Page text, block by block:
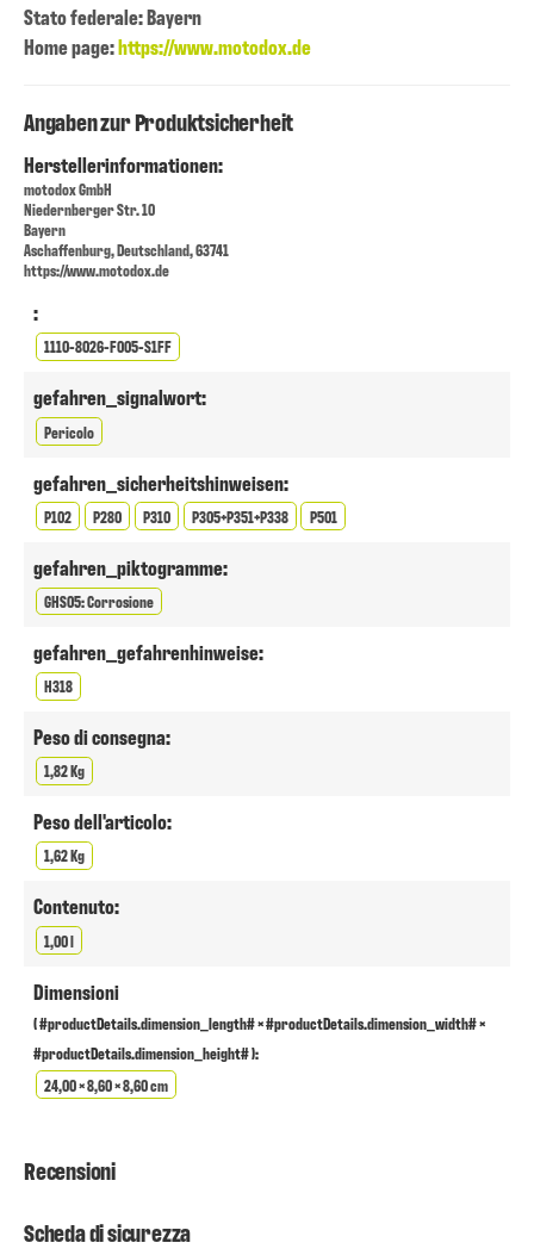
Stato federale: Bayern
Home page:https://www.motodox.de
Angaben zur Produktsicherheit
Herstellerinformationen:
motodox GmbH
Niedernberger Str. 10
Bayern
Aschaffenburg, Deutschland, 63741
https://www.motodox.de
:
1110-8026-F005-S1FF
gefahren_signalwort:
Pericolo
gefahren_sicherheitshinweisen:
P102 P280 P310 P305+P351+P338 P501
gefahren_piktogramme:
GHS05: Corrosione
gefahren_gefahrenhinweise:
H318
Peso di consegna:
1,82 Kg
Peso dell'articolo:
1,62 Kg
Contenuto:
1,00 l
Dimensioni
( #productDetails.dimension_length# × #productDetails.dimension_width# ×
#productDetails.dimension_height# ):
24,00 × 8,60 × 8,60 cm
Recensioni
Scheda di sicurezza